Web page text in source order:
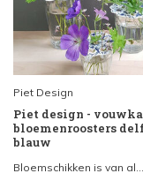
Piet Design
Piet design -
bloemenroosters
blauw
Bloemschikken is van al...